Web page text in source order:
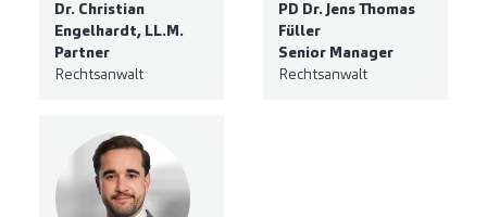
Dr. Christian
Engelhardt, LL.M.
Partner
Rechtsanwalt
PD Dr. Jens Thomas
Füller
Senior Manager
Rechtsanwalt